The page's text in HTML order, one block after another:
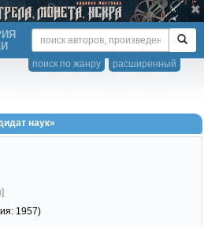
расширенный
поиск по жанру
наук»
1957)